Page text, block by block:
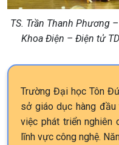
TS. Trần Thanh Phương
Khoa Điện – Điện tử
Trường Đại học Tôn
sở giáo dục hàng
việc phát triển nghiên
lĩnh vực công nghệ.